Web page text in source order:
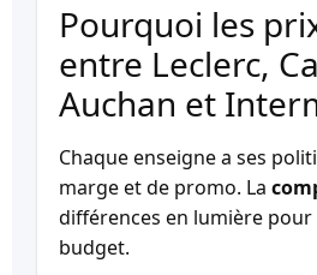
Pourquoi les
entre Leclerc,
Auchan et
Chaque enseigne a ses
marge et de promo. La
différences en lumière
budget.